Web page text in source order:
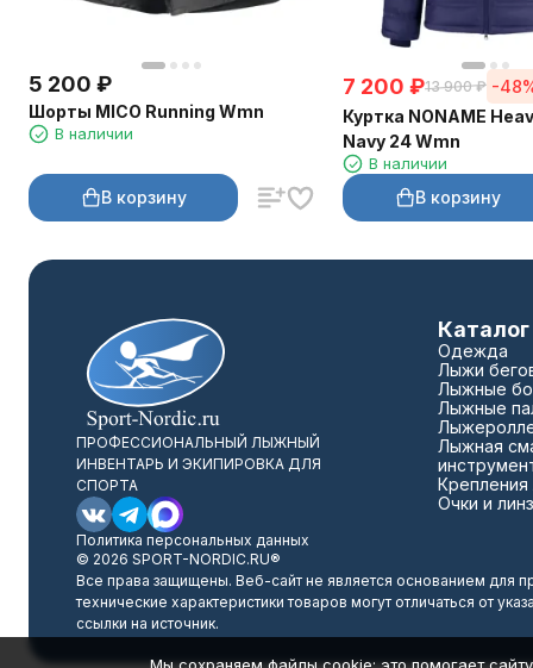
5 200 ₽
Шорты MICO Running Wmn
В наличии
В корзину
7 200 ₽13 900 ₽ -
Куртка NONAME
Navy 24 Wmn
В наличии
В корзину
ПРОФЕССИОНАЛЬНЫЙ ЛЫЖНЫЙ
ИНВЕНТАРЬ И ЭКИПИРОВКА ДЛЯ
СПОРТА
Одежда
Лыжи
Лыжные
Лыжные
Лыжная
Очки и
Политика персональных данных
© 2026 SPORT-NORDIC.RU®
Все права защищены. Веб-сайт не является основанием для
технические характеристики товаров могут отличаться от
ссылки на источник.
Мы сохраняем файлы cookie: это помогает